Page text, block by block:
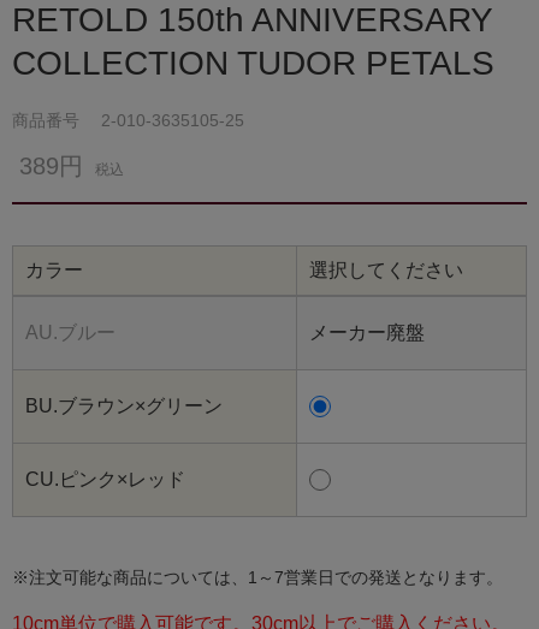
RETOLD 150th ANNIVERSARY
COLLECTION TUDOR PETALS
商品番号 2-010-3635105-25
389円 税込
カラー 選択してください
AU.ブルー メーカー廃盤
BU.ブラウン×グリーン
CU.ピンク×レッド
※注文可能な商品については、1～7営業日での発送となります。
10cm単位で購入可能です。30cm以上でご購入ください。